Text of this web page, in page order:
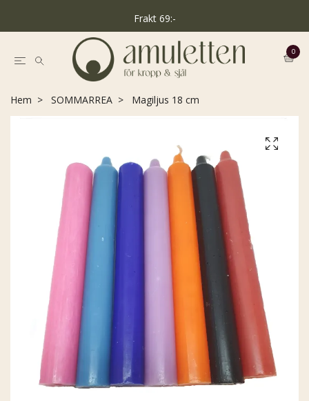
Frakt 69:-
0
Hem SOMMARREA Magiljus 18 cm